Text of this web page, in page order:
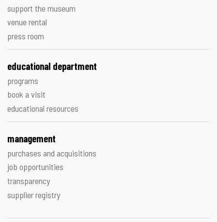
support the museum
venue rental
press room
educational department
programs
book a visit
educational resources
management
purchases and acquisitions
job opportunities
transparency
supplier registry